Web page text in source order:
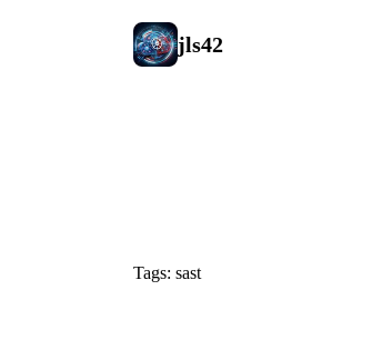
jls42
Tags: sast